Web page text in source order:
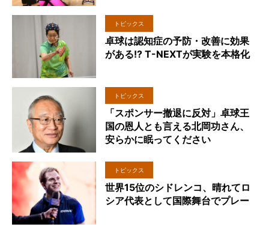
トピックス
卓球は認知症の予防・改善に効果
がある!? T-NEXTが実験を本格化
トピックス
「スポンサー撤退に反対」卓球王
国の恩人とも言える北岡功さん、
安らかに眠ってください
トピックス
世界15位のシドレンコ、晴れてロ
シア代表として国際舞台でプレー